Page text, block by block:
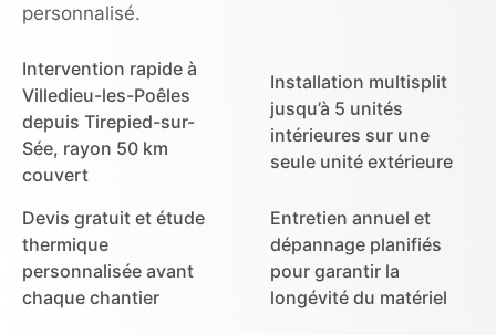
personnalisé.
Intervention rapide à
Villedieu-les-Poêles
depuis Tirepied-sur-
Sée, rayon 50 km
couvert
Installation multisplit
jusqu’à 5 unités
intérieures sur une
seule unité extérieure
Devis gratuit et étude
thermique
personnalisée avant
chaque chantier
Entretien annuel et
dépannage planifiés
pour garantir la
longévité du matériel